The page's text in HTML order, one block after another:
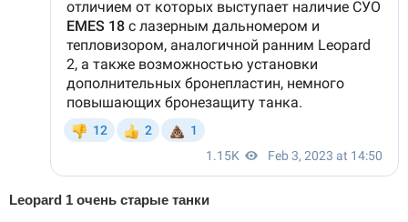
Leopard 1 очень старые танки